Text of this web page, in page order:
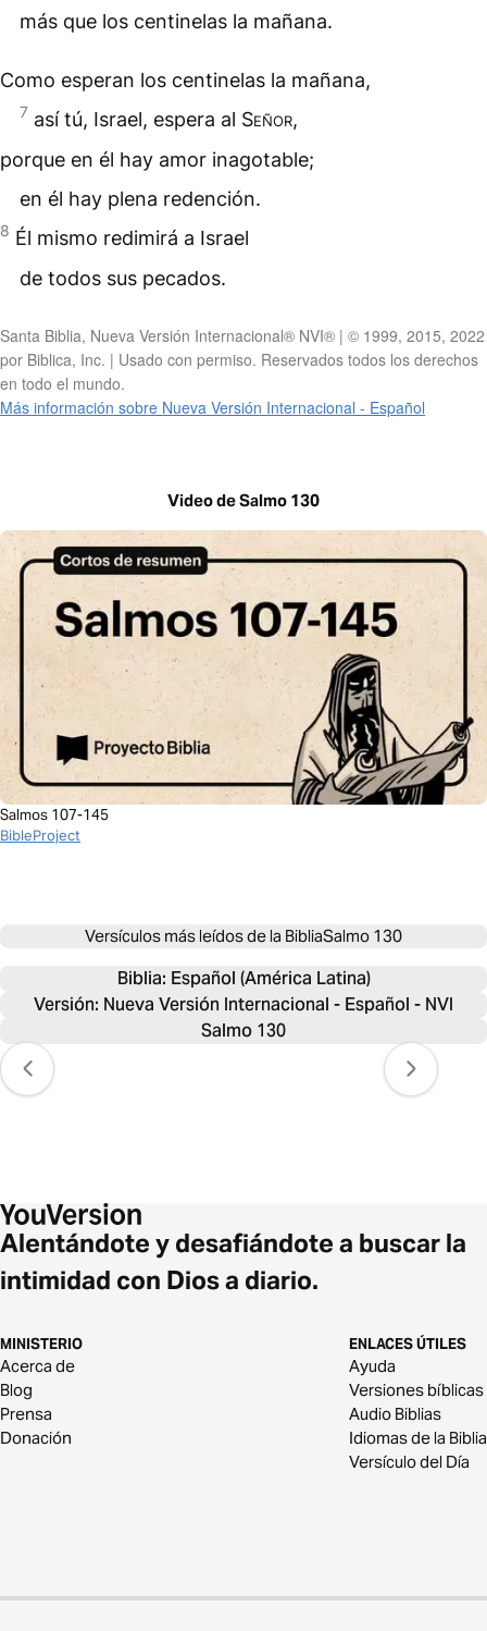
más que los centinelas la mañana.
Como esperan los centinelas la mañana,
7 así tú, Israel, espera al Señor,
porque en él hay amor inagotable;
en él hay plena redención.
8 Él mismo redimirá a Israel
de todos sus pecados.
Santa Biblia, Nueva Versión Internacional® NVI® | © 1999, 2015, 2022
por Biblica, Inc. | Usado con permiso. Reservados todos los derechos
en todo el mundo.
Más información sobre Nueva Versión Internacional - Español
Video de Salmo 130
Salmos 107-145
BibleProject
Versículos más leídos de la BibliaSalmo 130
Biblia: Español (América Latina)
Versión: Nueva Versión Internacional - Español - NVI
Salmo 130
Alentándote y desafiándote a buscar la
intimidad con Dios a diario.
MINISTERIO
Acerca de
Blog
Prensa
Donación
ENLACES ÚTILES
Ayuda
Versiones bíblicas
Audio Biblias
Idiomas de la Biblia
Versículo del Día